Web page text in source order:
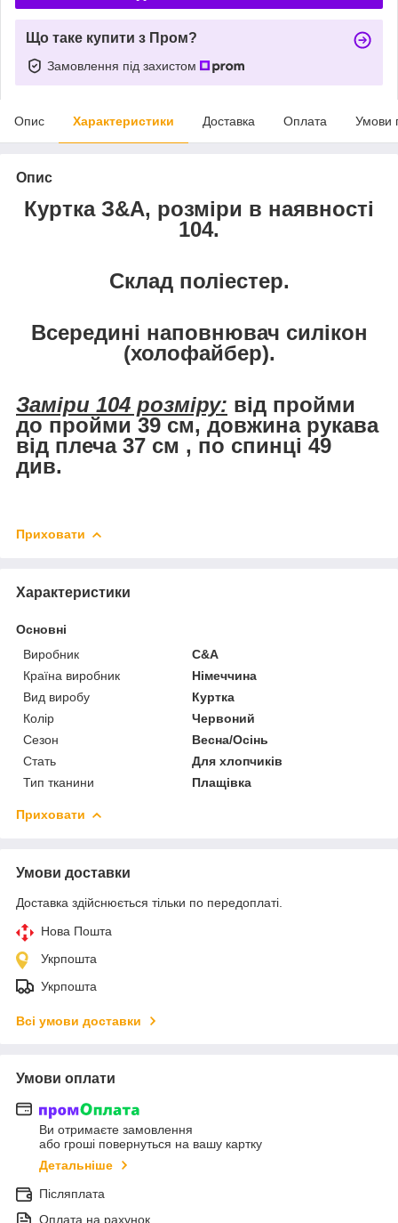
Що таке купити з Пром?
Замовлення під захистом
Опис Характеристики Доставка Оплата Умови
Опис
Куртка З&А, розміри в наявності
104.
Склад поліестер.
Всередині наповнювач силікон
(холофайбер).
Заміри 104 розміру: від пройми
до пройми 39 см, довжина рукава
від плеча 37 см , по спинці 49
див.
Приховати
Характеристики
Основні
Виробник
C&A
Країна виробник
Німеччина
Вид виробу
Куртка
Колір
Червоний
Сезон
Весна/Осінь
Стать
Для хлопчиків
Тип тканини
Плащівка
Приховати
Умови доставки
Доставка здійснюється тільки по передоплаті.
Нова Пошта
Укрпошта
Укрпошта
Всі умови доставки
Умови оплати
Ви отримаєте замовлення
або гроші повернуться на вашу картку
Детальніше
Післяплата
Оплата на рахунок